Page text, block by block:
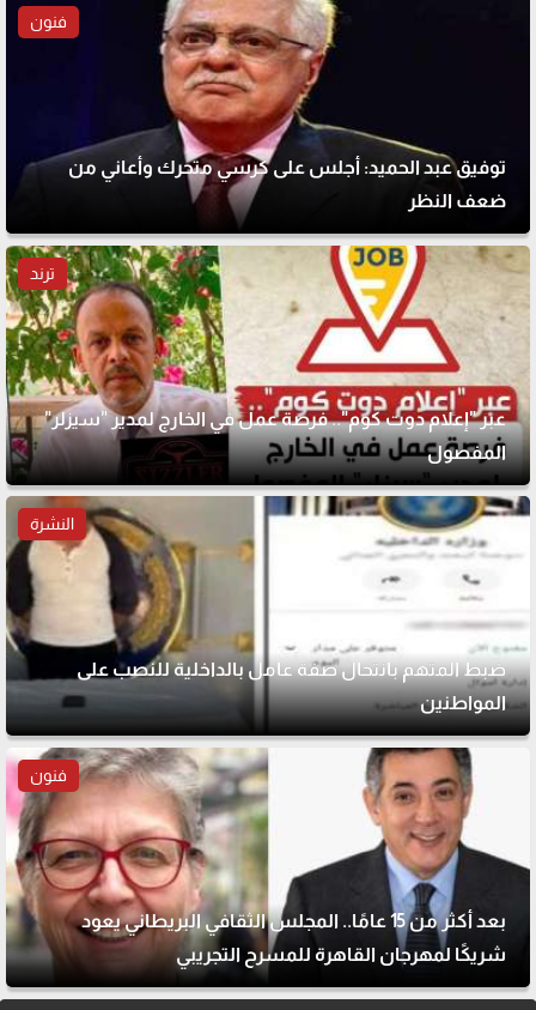
فنون
توفيق عبد الحميد: أجلس على كرسي متحرك وأعاني من
ضعف النظر
ترند
عبر "إعلام دوت كوم".. فرصة عمل في الخارج لمدير "سيزلر"
المفصول
النشرة
ضبط المتهم بانتحال صفة عامل بالداخلية للنصب على
المواطنين
فنون
بعد أكثر من 15 عامًا.. المجلس الثقافي البريطاني يعود
شريكًا لمهرجان القاهرة للمسرح التجريبي